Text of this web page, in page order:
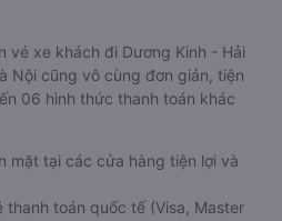
vé xe khách đi Dương Kinh - Hải
Nội cũng vô cùng đơn giản, tiện
06 hình thức thanh toán khác
mặt tại các cửa hàng tiện lợi và
thanh toán quốc tế (Visa, Master